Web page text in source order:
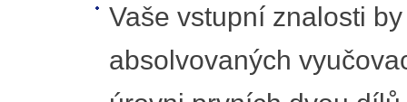
Vaše vstupní znalosti
absolvovaných